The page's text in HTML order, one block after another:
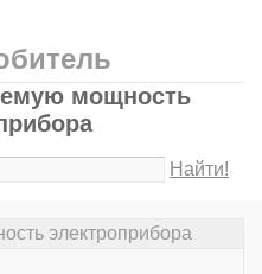
мощность
Найти!
электроприбора